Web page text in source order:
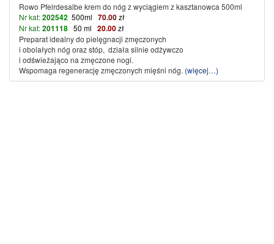
Rowo Pfelrdesalbe krem do nóg z wyciągiem z kasztanowca 500ml
Nr kat:202542 500ml 70.00zł
Nr kat:201118 50 ml 20.00zł
Preparat idealny do pielęgnacji zmęczonych
i obolałych nóg oraz stóp, działa silnie odżywczo
i odświeżająco na zmęczone nogi.
Wspomaga regenerację zmęczonych mięśni nóg. (więcej…)